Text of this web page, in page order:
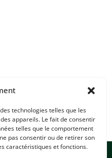
technologies telles que les
appareils. Le fait de consentir
telles que le comportement
pas consentir ou de retirer son
caractéristiques et fonctions.